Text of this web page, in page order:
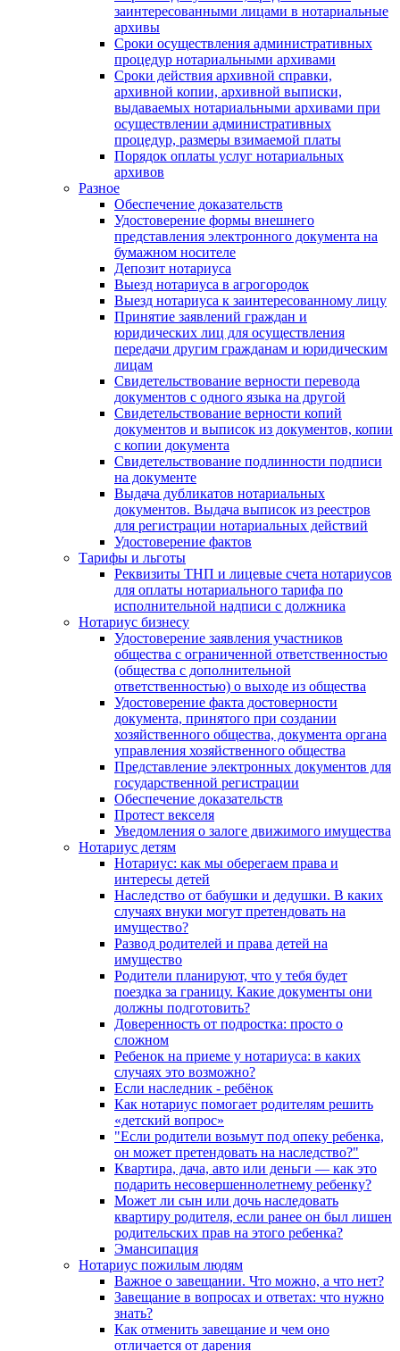
заинтересованными лицами в нотариальные
архивы
Сроки осуществления административных
процедур нотариальными архивами
Сроки действия архивной справки,
архивной копии, архивной выписки,
выдаваемых нотариальными архивами при
осуществлении административных
процедур, размеры взимаемой платы
Порядок оплаты услуг нотариальных
архивов
Разное
Обеспечение доказательств
Удостоверение формы внешнего
представления электронного документа на
бумажном носителе
Депозит нотариуса
Выезд нотариуса в агрогородок
Выезд нотариуса к заинтересованному лицу
Принятие заявлений граждан и
юридических лиц для осуществления
передачи другим гражданам и юридическим
лицам
Свидетельствование верности перевода
документов с одного языка на другой
Свидетельствование верности копий
документов и выписок из документов, копии
с копии документа
Свидетельствование подлинности подписи
на документе
Выдача дубликатов нотариальных
документов. Выдача выписок из реестров
для регистрации нотариальных действий
Удостоверение фактов
Тарифы и льготы
Реквизиты ТНП и лицевые счета нотариусов
для оплаты нотариального тарифа по
исполнительной надписи с должника
Нотариус бизнесу
Удостоверение заявления участников
общества с ограниченной ответственностью
(общества с дополнительной
ответственностью) о выходе из общества
Удостоверение факта достоверности
документа, принятого при создании
хозяйственного общества, документа органа
управления хозяйственного общества
Представление электронных документов для
государственной регистрации
Обеспечение доказательств
Протест векселя
Уведомления о залоге движимого имущества
Нотариус детям
Нотариус: как мы оберегаем права и
интересы детей
Наследство от бабушки и дедушки. В каких
случаях внуки могут претендовать на
имущество?
Развод родителей и права детей на
имущество
Родители планируют, что у тебя будет
поездка за границу. Какие документы они
должны подготовить?
Доверенность от подростка: просто о
сложном
Ребенок на приеме у нотариуса: в каких
случаях это возможно?
Если наследник - ребёнок
Как нотариус помогает родителям решить
«детский вопрос»
"Если родители возьмут под опеку ребенка,
он может претендовать на наследство?"
Квартира, дача, авто или деньги — как это
подарить несовершеннолетнему ребенку?
Может ли сын или дочь наследовать
квартиру родителя, если ранее он был лишен
родительских прав на этого ребенка?
Эмансипация
Нотариус пожилым людям
Важное о завещании. Что можно, а что нет?
Завещание в вопросах и ответах: что нужно
знать?
Как отменить завещание и чем оно
отличается от дарения